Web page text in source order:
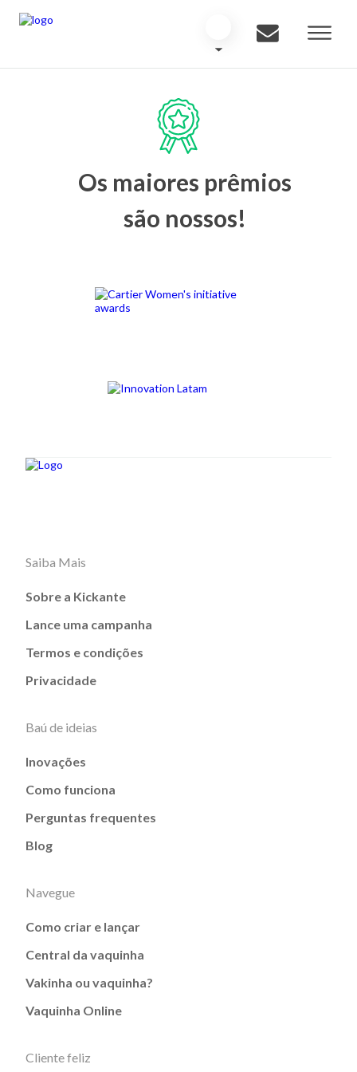
Os maiores prêmios
são nossos!
Saiba Mais
Sobre a Kickante
Lance uma campanha
Termos e condições
Privacidade
Baú de ideias
Inovações
Como funciona
Perguntas frequentes
Blog
Navegue
Como criar e lançar
Central da vaquinha
Vakinha ou vaquinha?
Vaquinha Online
Cliente feliz